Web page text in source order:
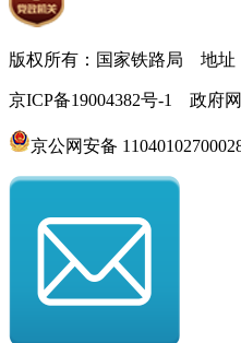
版权所有：国家铁路局 地址
京ICP备19004382号-1 政府
京公网安备